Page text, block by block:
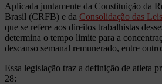
Aplicada juntamente da Constituição da
Brasil (CRFB) e da Consolidação das
que se refere aos direitos trabalhistas
determina o tempo limite para a
descanso semanal remunerado, entre
Essa legislação traz a definição de atleta
28: